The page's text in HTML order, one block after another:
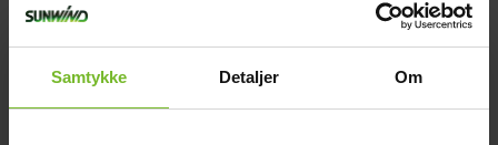
Samtykke Detaljer Om
Lämplig för höga temperaturer upp till 55 °C med en total nominell
effekt upp till 40 °C.
Teknisk data
Höjd (cm):13